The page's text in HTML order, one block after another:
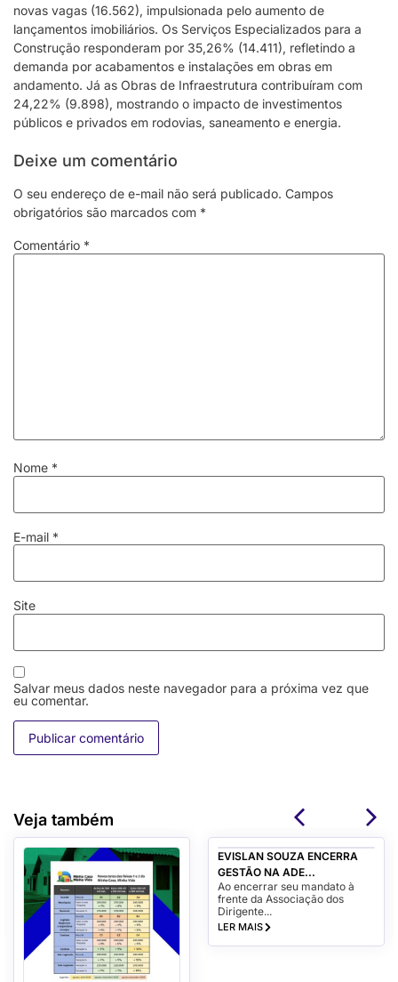
novas vagas (16.562), impulsionada pelo aumento de
lançamentos imobiliários. Os Serviços Especializados para a
Construção responderam por 35,26% (14.411), refletindo a
demanda por acabamentos e instalações em obras em
andamento. Já as Obras de Infraestrutura contribuíram com
24,22% (9.898), mostrando o impacto de investimentos
públicos e privados em rodovias, saneamento e energia.
Deixe um comentário
O seu endereço de e-mail não será publicado. Campos
obrigatórios são marcados com *
Comentário *
Nome *
E-mail *
Site
Salvar meus dados neste navegador para a próxima vez que
eu comentar.
Veja também
EVISLAN SOUZA ENCERRA
GESTÃO NA ADE...
Ao encerrar seu mandato à
frente da Associação dos
Dirigente...
LER MAIS